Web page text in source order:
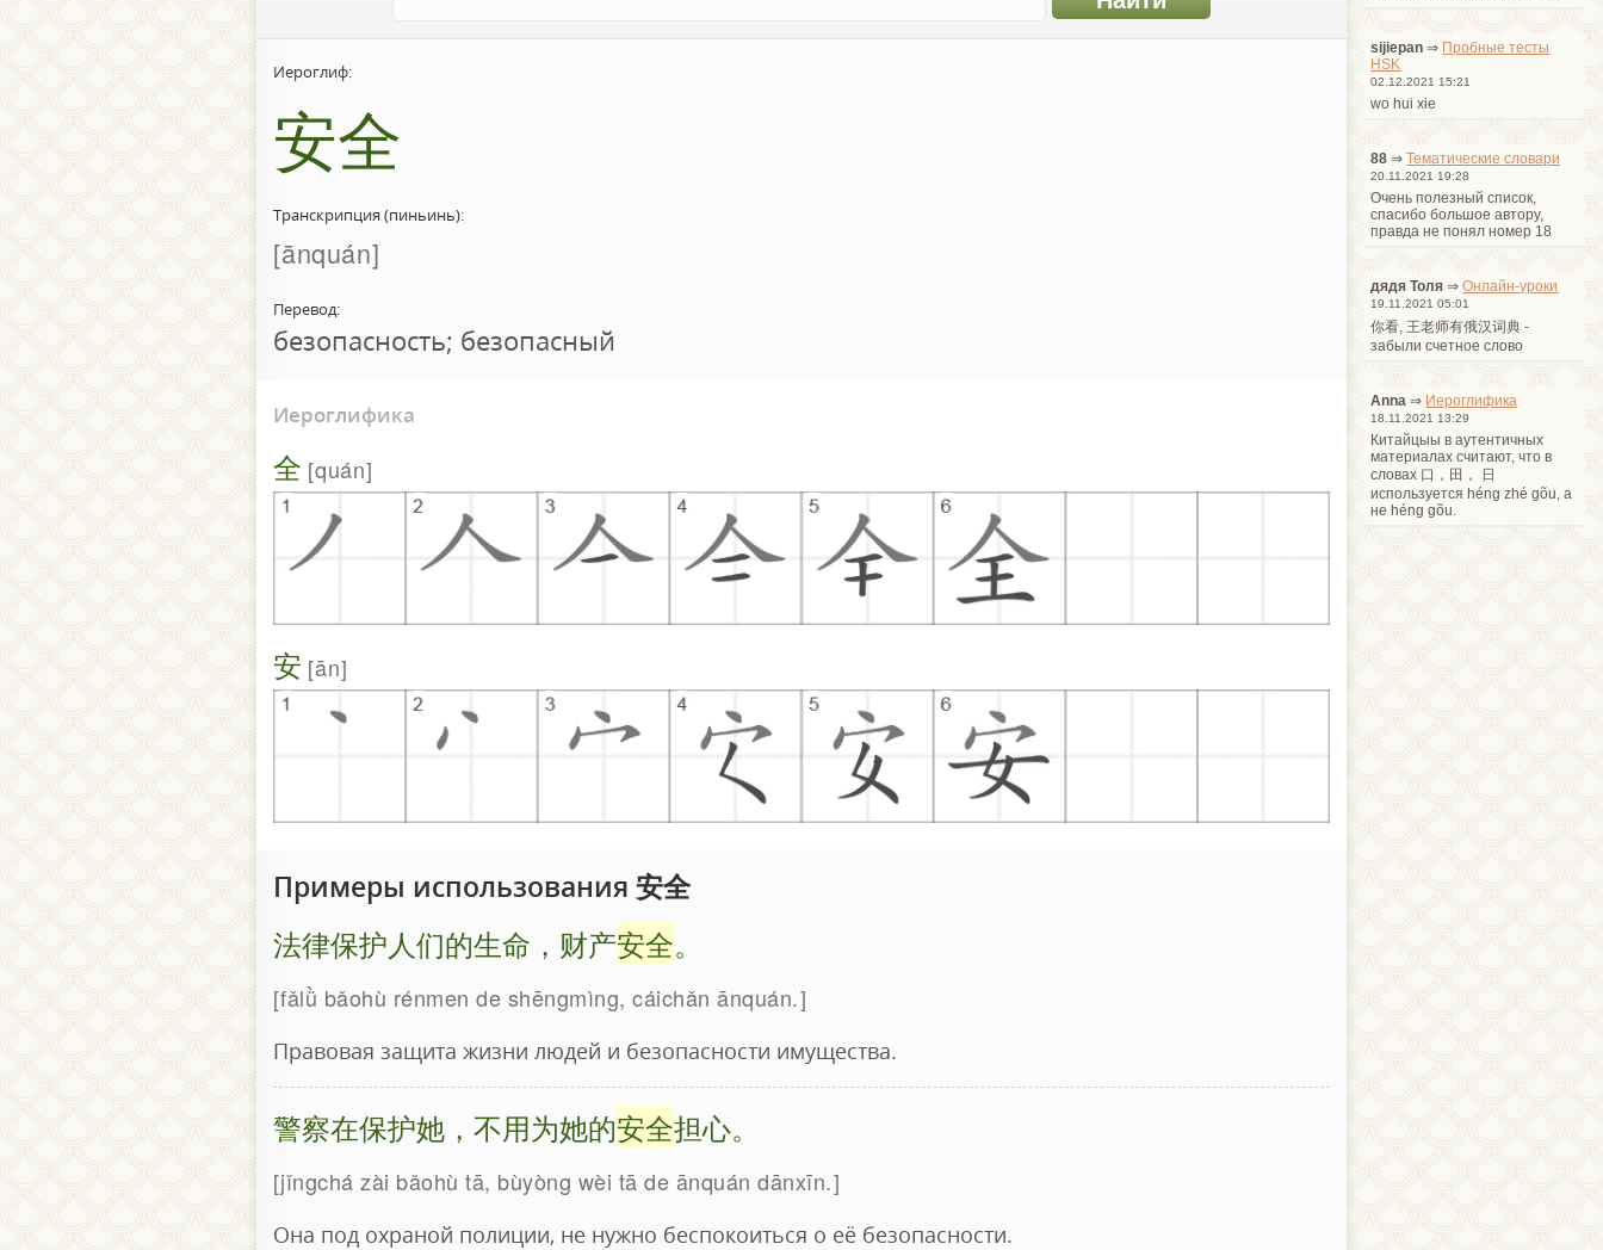
Иероглиф:
安全
Транскрипция (пиньинь):
ānquán
Перевод:
безопасность; безопасный
Иероглифика
全 quán
安 ān
Примеры использования 安全
法律保护人们的生命，财产安全。
fǎlǜ bǎohù rénmen de shēngmìng, cáichǎn ānquán.
Правовая защита жизни людей и безопасности имущества.
警察在保护她，不用为她的安全担心。
jǐngchá zài bǎohù tā, bùyòng wèi tā de ānquán dānxīn.
Она под охраной полиции, не нужно беспокоиться о её безопасности.
sijiepan ⇒ Пробные тесты
HSK
02.12.2021 15:21
wo hui xie
88 ⇒Тематические словари
20.11.2021 19:28
Очень полезный список,
спасибо большое автору,
правда не понял номер 18
дядя Толя ⇒Онлайн-уроки
19.11.2021 05:01
你看, 王老师有俄汉词典 -
забыли счетное слово
Anna ⇒ Иероглифика
18.11.2021 13:29
Китайцыы в аутентичных
материалах считают, что в
словах 口，田， 日
используется héng zhé gõu, а
не héng gõu.